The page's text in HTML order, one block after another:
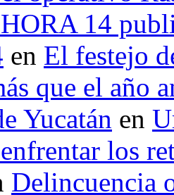
14
en El festejo
que el año
Yucatán en
los
Delincuencia